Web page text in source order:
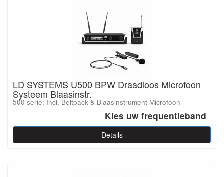
LD SYSTEMS U500 BPW Draadloos Microfoon
Systeem Blaasinstr.
500 serie; Incl. Beltpack & Blaasinstrument Microfoon
Kies uw frequentieband
Details